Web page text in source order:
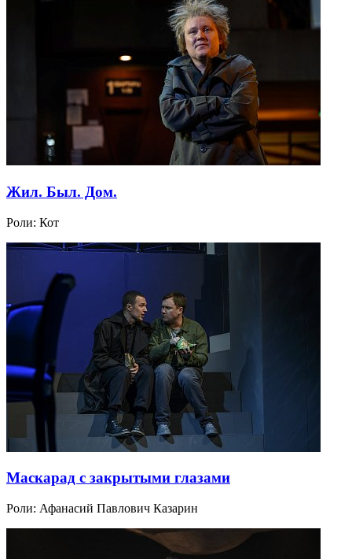
Жил. Был. Дом.
Роли: Кот
Маскарад с закрытыми глазами
Роли: Афанасий Павлович Казарин